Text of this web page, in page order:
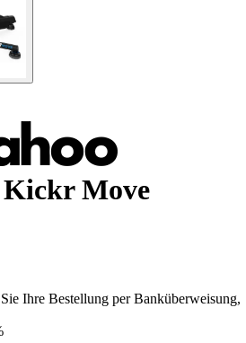
Move
Ihre Bestellung per Banküberweisung,